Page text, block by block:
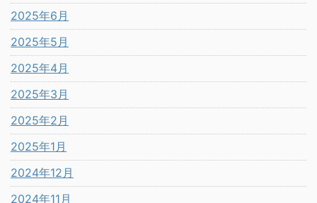
2025年6月
2025年5月
2025年4月
2025年3月
2025年2月
2025年1月
2024年12月
2024年11月